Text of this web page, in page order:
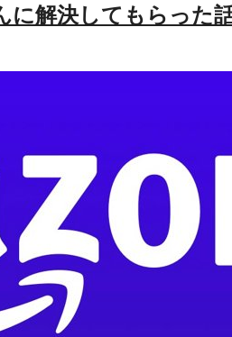
に解決してもらった